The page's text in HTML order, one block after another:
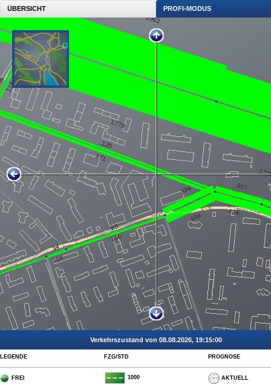
ÜBERSICHT PROFI-MODUS
Verkehrszustand von 08.08.2026, 19:15:00
LEGENDE FZG/STD PROGNOSE
FREI 1000 AKTUELL